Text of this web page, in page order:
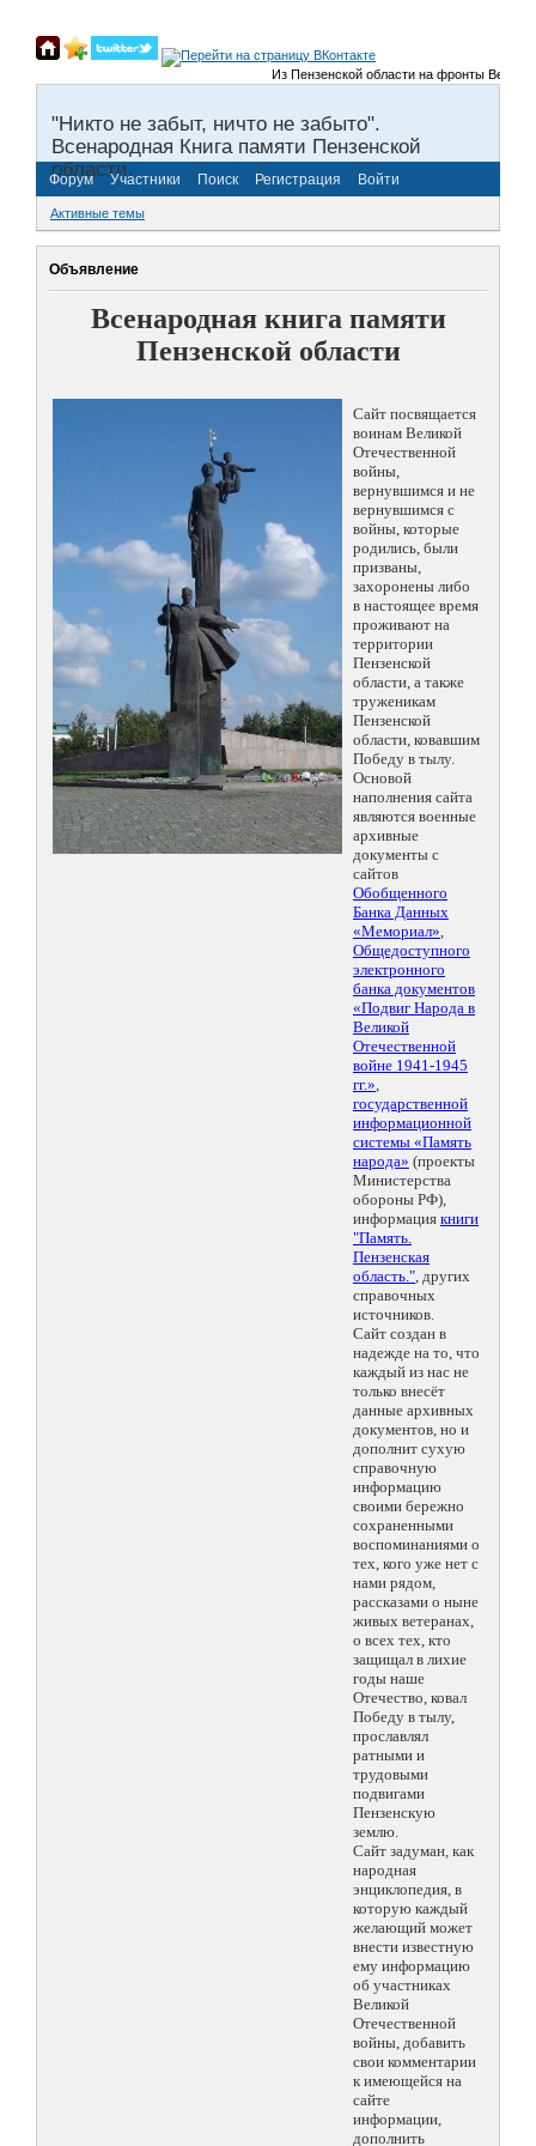
Из Пензенской области на фронты
"Никто не забыт, ничто не забыто".
Всенародная Книга памяти Пензенской
области.
Форум Участники Поиск Регистрация Войти
Активные темы
Объявление
Всенародная книга памяти
Пензенской области
Сайт посвящается
воинам Великой
Отечественной
войны,
вернувшимся и не
вернувшимся с
войны, которые
родились, были
призваны,
захоронены либо
в настоящее время
проживают на
территории
Пензенской
области, а также
труженикам
Пензенской
области, ковавшим
Победу в тылу.
Основой
наполнения сайта
являются военные
архивные
документы с
сайтов
Обобщенного
Банка Данных
«Мемориал»,
Общедоступного
электронного
банка документов
«Подвиг Народа в
Великой
Отечественной
войне 1941-1945
гг.»,
государственной
информационной
системы «Память
народа» (проекты
Министерства
обороны РФ),
информация книги
"Память.
Пензенская
область.", других
справочных
источников.
Сайт создан в
надежде на то, что
каждый из нас не
только внесёт
данные архивных
документов, но и
дополнит сухую
справочную
информацию
своими бережно
сохраненными
воспоминаниями о
тех, кого уже нет с
нами рядом,
рассказами о ныне
живых ветеранах,
о всех тех, кто
защищал в лихие
годы наше
Отечество, ковал
Победу в тылу,
прославлял
ратными и
трудовыми
подвигами
Пензенскую
землю.
Сайт задуман, как
народная
энциклопедия, в
которую каждый
желающий может
внести известную
ему информацию
об участниках
Великой
Отечественной
войны, добавить
свои комментарии
к имеющейся на
сайте
информации,
дополнить